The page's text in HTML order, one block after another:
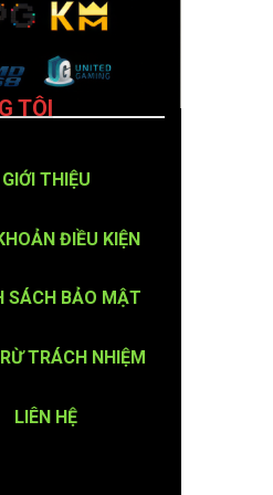
TÔI
GIỚI THIỆU
ĐIỀU KIỆN
SÁCH BẢO MẬT
TRÁCH NHIỆM
LIÊN HỆ